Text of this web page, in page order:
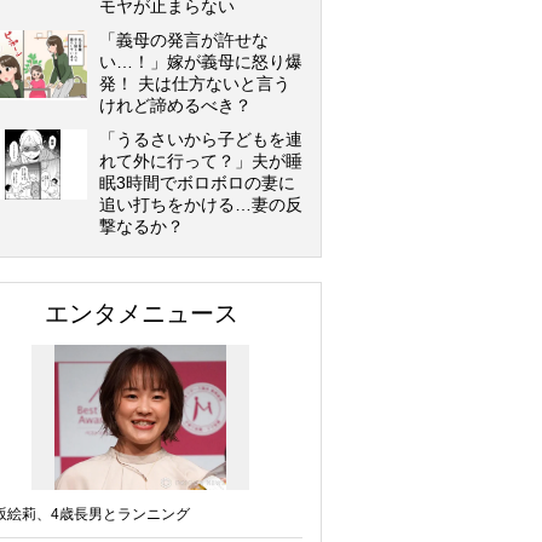
モヤが止まらない
「義母の発言が許せな
い…！」嫁が義母に怒り爆
発！ 夫は仕方ないと言う
けれど諦めるべき？
「うるさいから子どもを連
れて外に行って？」夫が睡
眠3時間でボロボロの妻に
追い打ちをかける…妻の反
撃なるか？
エンタメニュース
絵莉、4歳長男とランニング